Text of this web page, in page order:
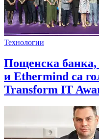
Технологии
Пощенска
и Ethermind са
Transform IT